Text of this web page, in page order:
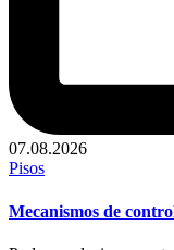
07.08.2026
Publicado
Pisos
Mecanismos de